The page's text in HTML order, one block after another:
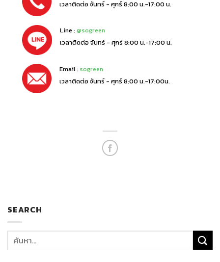
เวลาติดต่อ จันทร์ - ศุกร์ 8:00 น.-17:00 น.
Line :@sogreen
เวลาติดต่อ จันทร์ - ศุกร์ 8:00 น.-17:00 น.
Email : sogreen
เวลาติดต่อ จันทร์ - ศุกร์ 8:00 น.-17:00น.
SEARCH